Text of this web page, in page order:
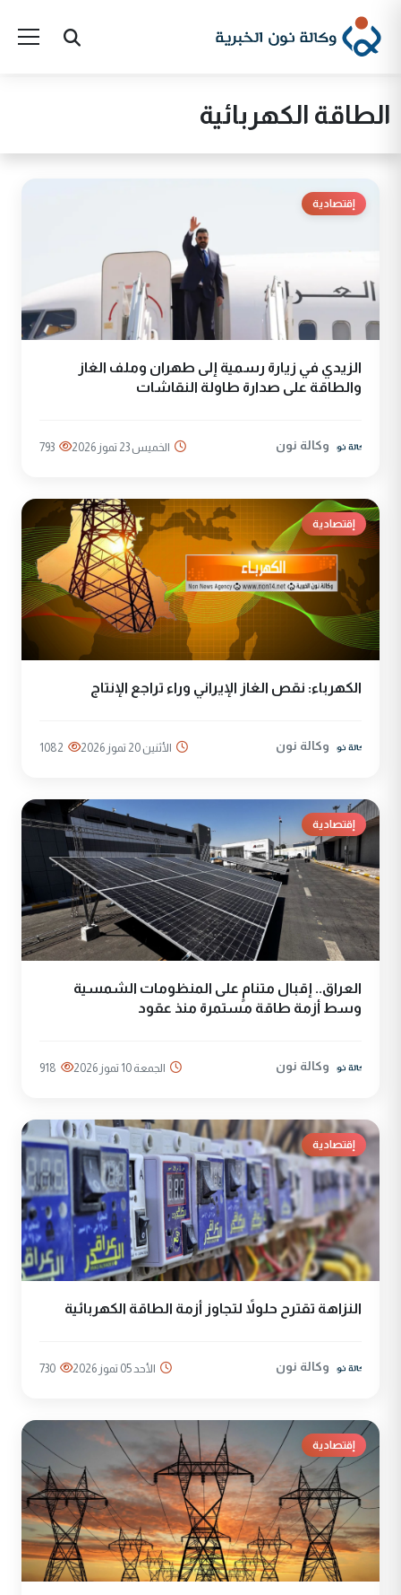
الطاقة الكهربائية
إقتصادية
الزيدي في زيارة رسمية إلى طهران وملف الغاز
والطاقة على صدارة طاولة النقاشات
وكالة نون الخميس 23 تموز 2026 793
إقتصادية
الكهرباء: نقص الغاز الإيراني وراء تراجع الإنتاج
وكالة نون الأثنين 20 تموز 2026 1082
إقتصادية
العراق.. إقبال متنامٍ على المنظومات الشمسية
وسط أزمة طاقة مستمرة منذ عقود
وكالة نون الجمعة 10 تموز 2026 918
إقتصادية
النزاهة تقترح حلولاً لتجاوز أزمة الطاقة الكهربائية
وكالة نون الأحد 05 تموز 2026 730
إقتصادية